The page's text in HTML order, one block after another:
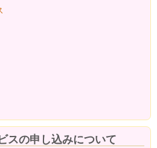
スの申し込みについて